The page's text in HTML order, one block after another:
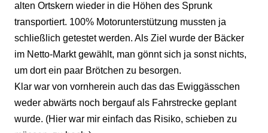
alten Ortskern wieder in die Höhen des Sprunk
transportiert. 100% Motorunterstützung mussten ja
schließlich getestet werden. Als Ziel wurde der Bäcker
im Netto-Markt gewählt, man gönnt sich ja sonst nichts,
um dort ein paar Brötchen zu besorgen.
Klar war von vornherein auch das das Ewiggässchen
weder abwärts noch bergauf als Fahrstrecke geplant
wurde. (Hier war mir einfach das Risiko, schieben zu